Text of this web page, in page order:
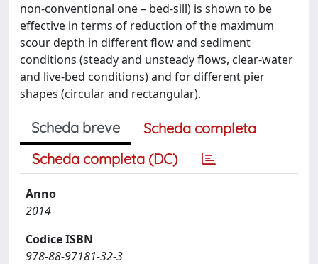
non-conventional one – bed-sill) is shown to be
effective in terms of reduction of the maximum
scour depth in different flow and sediment
conditions (steady and unsteady flows, clear-water
and live-bed conditions) and for different pier
shapes (circular and rectangular).
Scheda breve
Scheda completa
Scheda completa (DC)
Anno
2014
Codice ISBN
978-88-97181-32-3